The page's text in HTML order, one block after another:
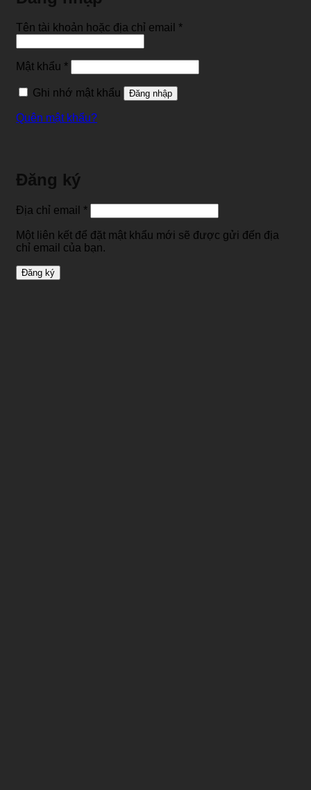
Tên tài khoản hoặc địa chỉ email *Bắt
Mật khẩu *Bắt
buộc
Ghi nhớ mật khẩu
Đăng nhập
Quên mật khẩu?
Đăng ký
Địa chỉ email *Bắt
buộc
Một liên kết để đặt mật khẩu mới sẽ được gửi đến địa
chỉ email của bạn.
Đăng ký